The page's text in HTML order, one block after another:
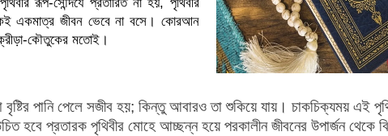
একমাত্র জীবন ভেবে না বসে। কোরআন
ক্রীড়া-কৌতুকের মতোই।
পানি পেলে সজীব হয়; কিন্তু আবারও তা শুকিয়ে যায়। চাকচিক্যময় এই
হবে প্রতারক পৃথিবীর মোহে আচ্ছন্ন হয়ে পরকালীন জীবনের উপার্জন থেকে